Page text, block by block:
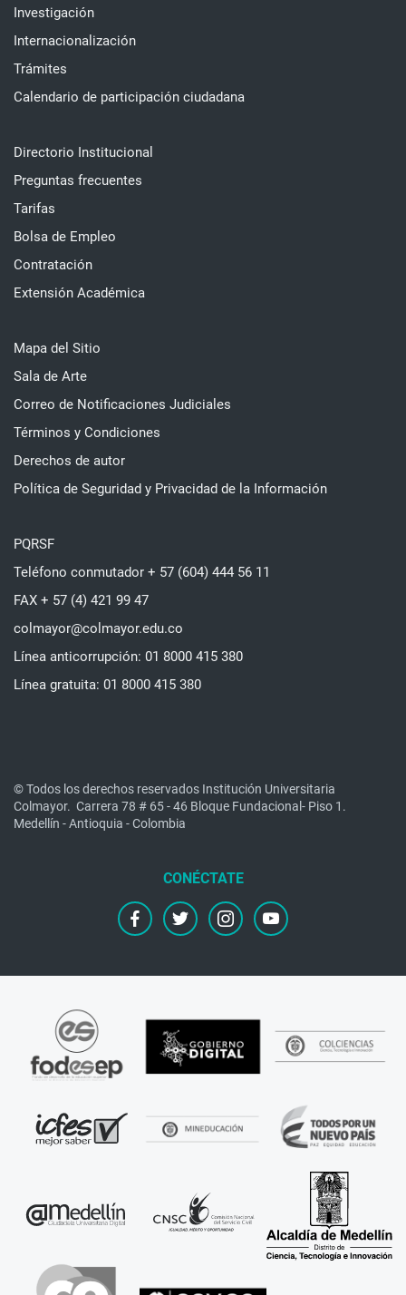
Investigación
Internacionalización
Trámites
Calendario de participación ciudadana
Directorio Institucional
Preguntas frecuentes
Tarifas
Bolsa de Empleo
Contratación
Extensión Académica
Mapa del Sitio
Sala de Arte
Correo de Notificaciones Judiciales
Términos y Condiciones
Derechos de autor
Política de Seguridad y Privacidad de la Información
PQRSF
Teléfono conmutador + 57 (604) 444 56 11
FAX + 57 (4) 421 99 47
colmayor@colmayor.edu.co
Línea anticorrupción: 01 8000 415 380
Línea gratuita: 01 8000 415 380
© Todos los derechos reservados Institución Universitaria
Colmayor. Carrera 78 # 65 - 46 Bloque Fundacional- Piso 1.
Medellín - Antioquia - Colombia
facebooktwitter instagramyoutube